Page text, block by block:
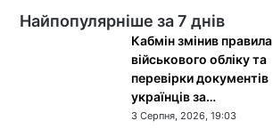
Найпопулярніше за 7 днів
Кабмін змінив правила
військового обліку та
перевірки документів
українців за…
3 Серпня, 2026, 19:03